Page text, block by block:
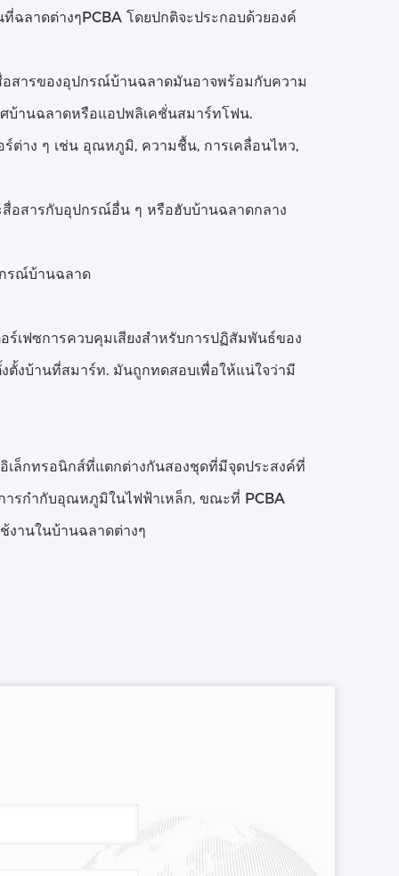
ลาดต่างๆPCBA โดยปกติจะประกอบด้วยองค์
อสารของอุปกรณ์บ้านฉลาดมันอาจพร้อมกับความ
บ้านฉลาดหรือแอปพลิเคชั่นสมาร์ทโฟน.
ร์ต่าง ๆ เช่น อุณหภูมิ, ความชื้น, การเคลื่อนไหว,
อสารกับอุปกรณ์อื่น ๆ หรือฮับบ้านฉลาดกลาง
รณ์บ้านฉลาด
ร์เฟซการควบคุมเสียงสําหรับการปฏิสัมพันธ์ของ
งบ้านที่สมาร์ท. มันถูกทดสอบเพื่อให้แน่ใจว่ามี
ล็กทรอนิกส์ที่แตกต่างกันสองชุดที่มีจุดประสงค์ที่
ารกํากับอุณหภูมิในไฟฟ้าเหล็ก, ขณะที่ PCBA
งานในบ้านฉลาดต่างๆ